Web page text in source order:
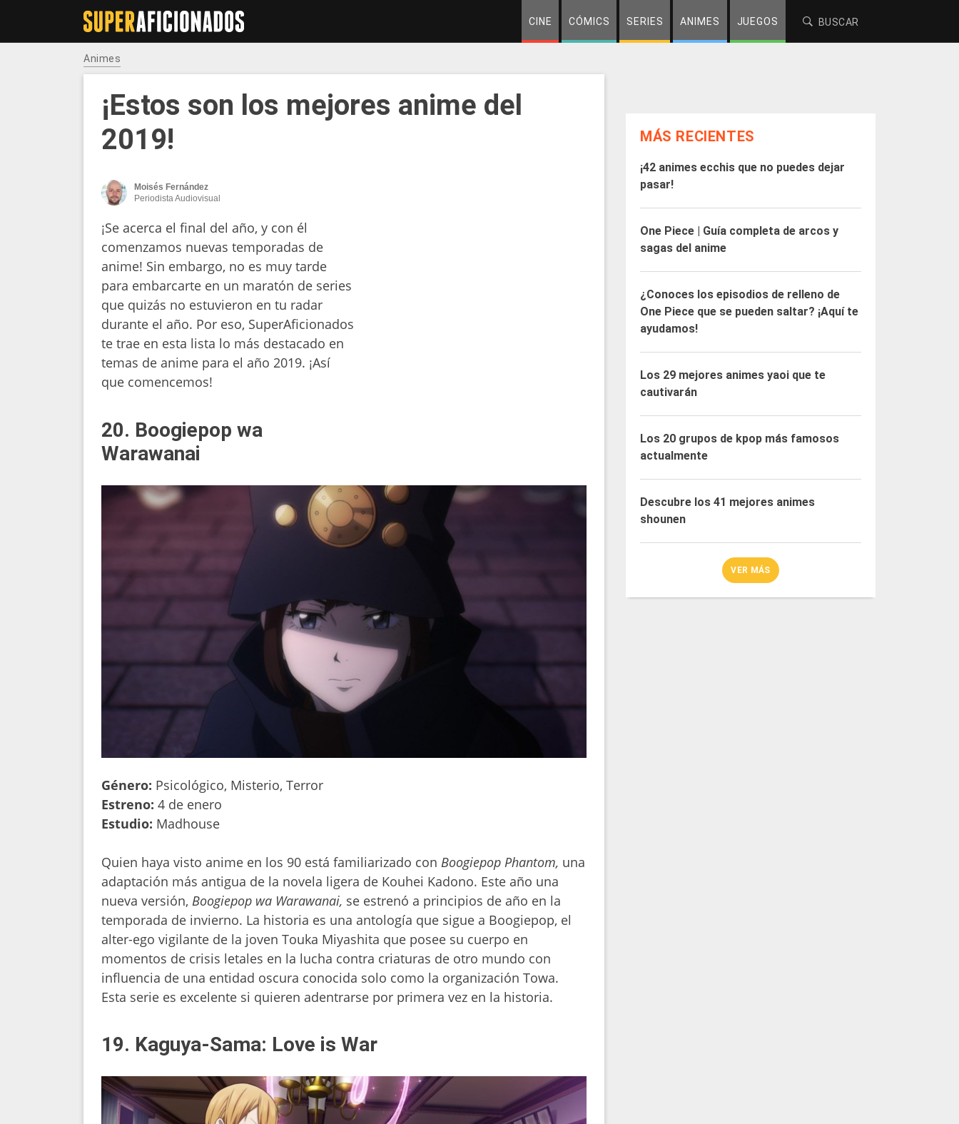
CINE CÓMICS SERIES ANIMES JUEGOS
Animes
¡Estos son los mejores anime del
2019!
Moisés Fernández
Periodista Audiovisual
¡Se acerca el final del año, y con él
comenzamos nuevas temporadas de
anime! Sin embargo, no es muy tarde
para embarcarte en un maratón de series
que quizás no estuvieron en tu radar
durante el año. Por eso, SuperAficionados
te trae en esta lista lo más destacado en
temas de anime para el año 2019. ¡Así
que comencemos!
20. Boogiepop wa
Warawanai
Género: Psicológico, Misterio, Terror
Estreno: 4 de enero
Estudio: Madhouse
Quien haya visto anime en los 90 está familiarizado con Boogiepop Phantom, una
adaptación más antigua de la novela ligera de Kouhei Kadono. Este año una
nueva versión, Boogiepop wa Warawanai, se estrenó a principios de año en la
temporada de invierno. La historia es una antología que sigue a Boogiepop, el
alter-ego vigilante de la joven Touka Miyashita que posee su cuerpo en
momentos de crisis letales en la lucha contra criaturas de otro mundo con
influencia de una entidad oscura conocida solo como la organización Towa.
Esta serie es excelente si quieren adentrarse por primera vez en la historia.
19. Kaguya-Sama: Love is War
MÁS RECIENTES
¡42 animes ecchis que no puedes dejar
pasar!
One Piece | Guía completa de arcos y
sagas del anime
¿Conoces los episodios de relleno de
One Piece que se pueden saltar? ¡Aquí te
ayudamos!
Los 29 mejores animes yaoi que te
cautivarán
Los 20 grupos de kpop más famosos
actualmente
Descubre los 41 mejores animes
shounen
VER MÁS